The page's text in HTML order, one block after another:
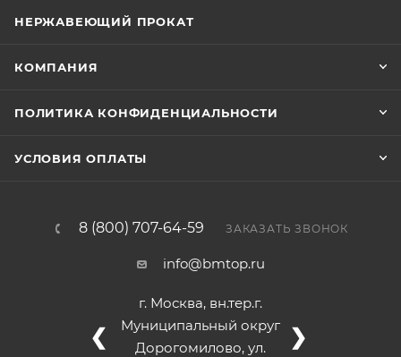
НЕРЖАВЕЮЩИЙ ПРОКАТ
КОМПАНИЯ
ПОЛИТИКА КОНФИДЕНЦИАЛЬНОСТИ
УСЛОВИЯ ОПЛАТЫ
8 (800) 707-64-59 ЗАКАЗАТЬ ЗВОНОК
info@bmtop.ru
г. Москва, вн.тер.г.
Муниципальный округ
Дорогомилово, ул.
❮ ❯